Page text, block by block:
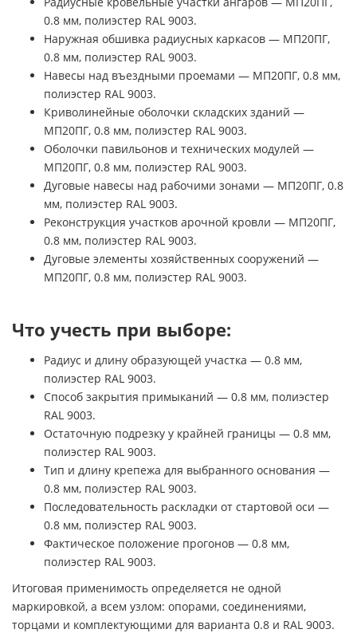
0.8 мм, полиэстер RAL 9003.
Наружная обшивка радиусных каркасов — МП20ПГ,
0.8 мм, полиэстер RAL 9003.
Навесы над въездными проемами — МП20ПГ, 0.8 мм,
полиэстер RAL 9003.
Криволинейные оболочки складских зданий —
МП20ПГ, 0.8 мм, полиэстер RAL 9003.
Оболочки павильонов и технических модулей —
МП20ПГ, 0.8 мм, полиэстер RAL 9003.
Дуговые навесы над рабочими зонами — МП20ПГ, 0.8
мм, полиэстер RAL 9003.
Реконструкция участков арочной кровли — МП20ПГ,
0.8 мм, полиэстер RAL 9003.
Дуговые элементы хозяйственных сооружений —
МП20ПГ, 0.8 мм, полиэстер RAL 9003.
Что учесть при выборе:
Радиус и длину образующей участка — 0.8 мм,
полиэстер RAL 9003.
Способ закрытия примыканий — 0.8 мм, полиэстер
RAL 9003.
Остаточную подрезку у крайней границы — 0.8 мм,
полиэстер RAL 9003.
Тип и длину крепежа для выбранного основания —
0.8 мм, полиэстер RAL 9003.
Последовательность раскладки от стартовой оси —
0.8 мм, полиэстер RAL 9003.
Фактическое положение прогонов — 0.8 мм,
полиэстер RAL 9003.
Итоговая применимость определяется не одной
маркировкой, а всем узлом: опорами, соединениями,
торцами и комплектующими для варианта 0.8 и RAL 9003.